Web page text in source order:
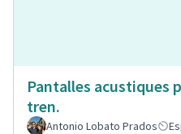
Pantalles acustiques
tren.
Antonio Lobato Prados